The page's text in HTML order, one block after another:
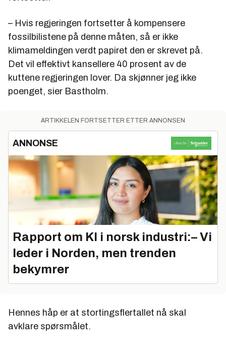
– Hvis regjeringen fortsetter å kompensere
fossilbilistene på denne måten, så er ikke
klimameldingen verdt papiret den er skrevet på.
Det vil effektivt kansellere 40 prosent av de
kuttene regjeringen lover. Da skjønner jeg ikke
poenget, sier Bastholm.
ARTIKKELEN FORTSETTER ETTER ANNONSEN
ANNONSE
Rapport om KI i norsk industri:– Vi
leder i Norden, men trenden
bekymrer
Hennes håp er at stortingsflertallet nå skal
avklare spørsmålet.